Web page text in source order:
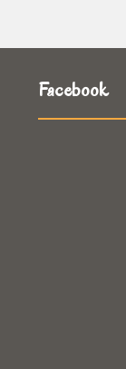
Facebook